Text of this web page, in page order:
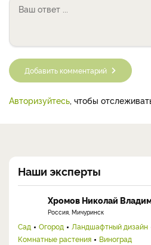
Добавить комментарий
Авторизуйтесь, чтобы
Наши эксперты
Хромов Николай
Россия, Мичуринск
Сад Огород Ландшафтный дизайн
Комнатные растения
Виноград